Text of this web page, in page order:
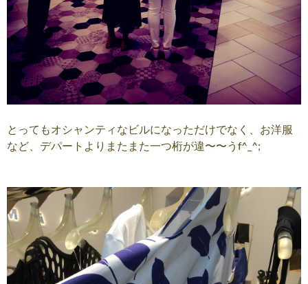
とってもオシャンティなビルになっただけでなく、お洋服
など、デパートよりまたまた一つ桁が違〜〜うf^_^;